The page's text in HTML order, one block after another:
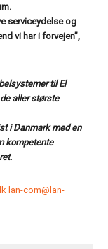
serviceydelse og
vi har i forvejen”,
til El
aller største
i Danmark med en
kompetente
lan-com@lan-